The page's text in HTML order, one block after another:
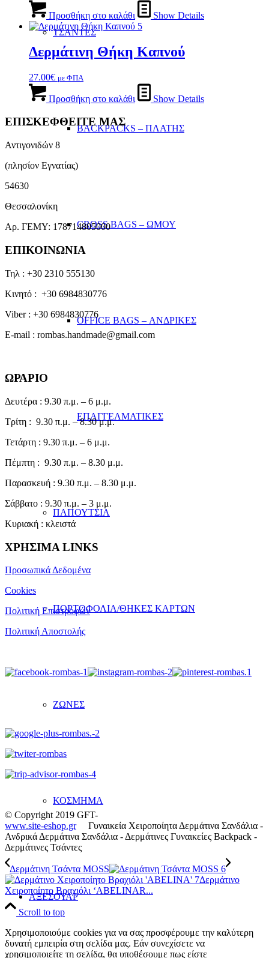
ΤΣΑΝΤΕΣ
BACKPACKS – ΠΛΑΤΗΣ
CROSS BAGS – ΩΜΟΥ
OFFICE BAGS – ΑΝΔΡΙΚΕΣ
ΕΠΑΓΓΕΛΜΑΤΙΚΕΣ
ΠΑΠΟΥΤΣΙΑ
ΠΟΡΤΟΦΟΛΙΑ/ΘΗΚΕΣ ΚΑΡΤΩΝ
ΖΩΝΕΣ
ΚΟΣΜΗΜΑ
ΑΞΕΣΟΥΑΡ
επιλεγούν
στη
σελίδα
προϊόντος
Προσθήκη στο καλάθι Show Details
Δερμάτινη Θήκη Καπνού
27.00€ με ΦΠΑ
Προσθήκη στο καλάθι Show Details
ΕΠΙΣΚΕΦΘΕΙΤΕ ΜΑΣ
Αντιγονιδών 8
(πλησίον Εγνατίας)
54630
Θεσσαλονίκη
Αρ. ΓΕΜΥ: 178714805000
ΕΠΙΚΟΙΝΩΝΙΑ
Τηλ : +30 2310 555130
Κινητό : +30 6984830776
Viber : +30 6984830776
E-mail : rombas.handmade@gmail.com
ΩΡΑΡΙΟ
Δευτέρα : 9.30 π.μ. – 6 μ.μ.
Τρίτη : 9.30 π.μ. – 8.30 μ.μ.
Τετάρτη : 9.30 π.μ. – 6 μ.μ.
Πέμπτη : 9.30 π.μ. – 8.30 μ.μ.
Παρασκευή : 9.30 π.μ. – 8.30 μ.μ.
Σάββατο : 9.30 π.μ. – 3 μ.μ.
Κυριακή : κλειστά
ΧΡΗΣΙΜΑ LINKS
Προσωπικά Δεδομένα
Cookies
Πολιτική Επιστροφών
Πολιτική Αποστολής
© Copyright 2019 GFT-
www.site-eshop.grΓυναικεία Χειροποίητα Δερμάτινα Σανδάλια -
Ανδρικά Δερμάτινα Σανδάλια - Δερμάτινες Γυναικείες Backpack -
Δερμάτινες Τσάντες
Δερμάτινη Τσάντα MOSS
Δερμάτινo
Χειροποίητo Βραχιόλι ‘ABELINAR...
Scroll to top
Χρησιμοποιούμε cookies για να σας προσφέρουμε την καλύτερη
δυνατή εμπειρία στη σελίδα μας. Εάν συνεχίσετε να
χρησιμοποιείτε τη σελίδα, θα υποθέσουμε πως είστε